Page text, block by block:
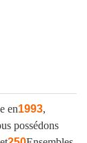
en1993,
possédons